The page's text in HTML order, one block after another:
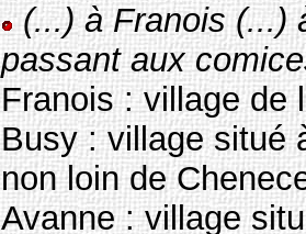
(...) à Franois (...)
passant aux
Franois : village de
Busy : village situé
non loin de
Avanne : village